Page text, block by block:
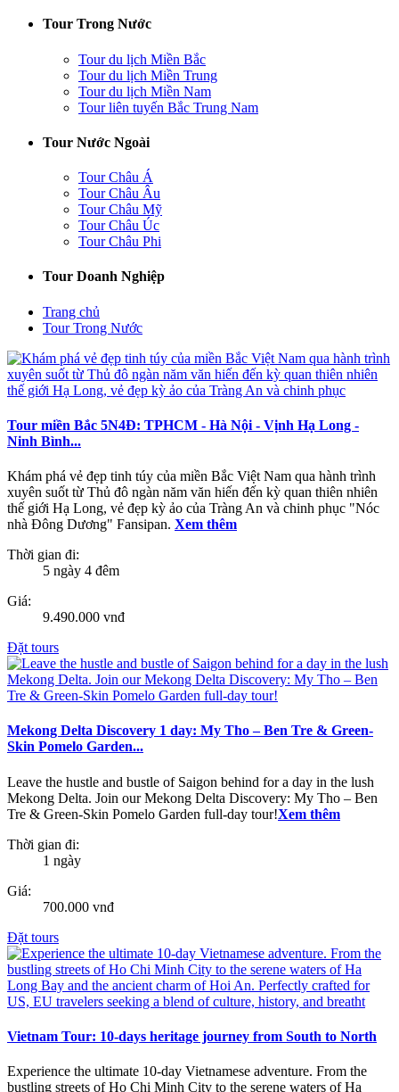
Tour Trong Nước
Tour du lịch Miền Bắc
Tour du lịch Miền Trung
Tour du lịch Miền Nam
Tour liên tuyến Bắc Trung Nam
Tour Nước Ngoài
Tour Châu Á
Tour Châu Âu
Tour Châu Mỹ
Tour Châu Úc
Tour Châu Phi
Tour Doanh Nghiệp
Trang chủ
Tour Trong Nước
Tour miền Bắc 5N4Đ: TPHCM - Hà Nội - Vịnh Hạ Long -
Ninh Bình...
Khám phá vẻ đẹp tinh túy của miền Bắc Việt Nam qua hành trình
xuyên suốt từ Thủ đô ngàn năm văn hiến đến kỳ quan thiên nhiên
thế giới Hạ Long, vẻ đẹp kỳ ảo của Tràng An và chinh phục "Nóc
nhà Đông Dương" Fansipan. Xem thêm
Thời gian đi:
5 ngày 4 đêm
Giá:
9.490.000 vnđ
Đặt tours
Mekong Delta Discovery 1 day: My Tho – Ben Tre & Green-
Skin Pomelo Garden...
Leave the hustle and bustle of Saigon behind for a day in the lush
Mekong Delta. Join our Mekong Delta Discovery: My Tho – Ben
Tre & Green-Skin Pomelo Garden full-day tour!Xem thêm
Thời gian đi:
1 ngày
Giá:
700.000 vnđ
Đặt tours
Vietnam Tour: 10-days heritage journey from South to North
Experience the ultimate 10-day Vietnamese adventure. From the
bustling streets of Ho Chi Minh City to the serene waters of Ha